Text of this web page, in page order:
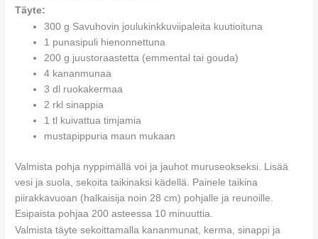
Täyte:
300 g Savuhovin joulukinkkuviipaleita kuutioituna
1 punasipuli hienonnettuna
200 g juustoraastetta (emmental tai gouda)
4 kananmunaa
3 dl ruokakermaa
2 rkl sinappia
1 tl kuivattua timjamia
mustapippuria maun mukaan
Valmista pohja nyppimällä voi ja jauhot muruseokseksi. Lisää
vesi ja suola, sekoita taikinaksi kädellä. Painele taikina
piirakkavuoan (halkaisija noin 28 cm) pohjalle ja reunoille.
Esipaista pohjaa 200 asteessa 10 minuuttia.
Valmista täyte sekoittamalla kananmunat, kerma, sinappi ja